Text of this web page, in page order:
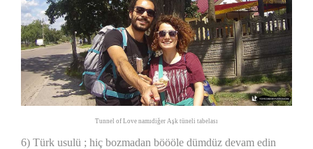
Tunnel of Love namıdiğer Aşk tüneli tabelası
6) Türk usulü ; hiç bozmadan böööle dümdüz devam edin